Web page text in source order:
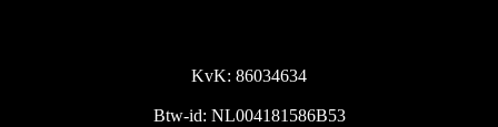
KvK: 86034634
Btw-id: NL004181586B53